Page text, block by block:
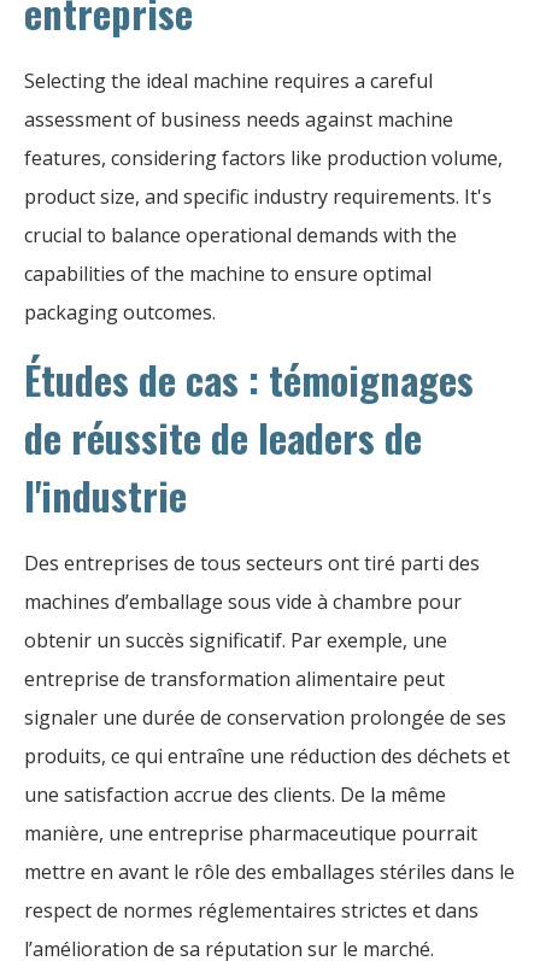
entreprise
Selecting the ideal machine requires a careful
assessment of business needs against machine
features, considering factors like production volume,
product size, and specific industry requirements. It's
crucial to balance operational demands with the
capabilities of the machine to ensure optimal
packaging outcomes.
Études de cas : témoignages
de réussite de leaders de
l'industrie
Des entreprises de tous secteurs ont tiré parti des
machines d’emballage sous vide à chambre pour
obtenir un succès significatif. Par exemple, une
entreprise de transformation alimentaire peut
signaler une durée de conservation prolongée de ses
produits, ce qui entraîne une réduction des déchets et
une satisfaction accrue des clients. De la même
manière, une entreprise pharmaceutique pourrait
mettre en avant le rôle des emballages stériles dans le
respect de normes réglementaires strictes et dans
l’amélioration de sa réputation sur le marché.